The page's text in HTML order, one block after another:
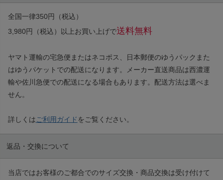
全国一律350円（税込）
3,980円（税込）以上お買い上げで送料無料
ヤマト運輸の宅急便またはネコポス、日本郵便のゆうパックまた
はゆうパケットでの配送になります。メーカー直送商品は西濃運
輸や佐川急便での配送になる場合もあります。配送方法は選べま
せん。
詳しくはご利用ガイド をご覧ください。
返品・交換について
当店ではお客様のご都合でのサイズ交換・商品交換は受け付けて